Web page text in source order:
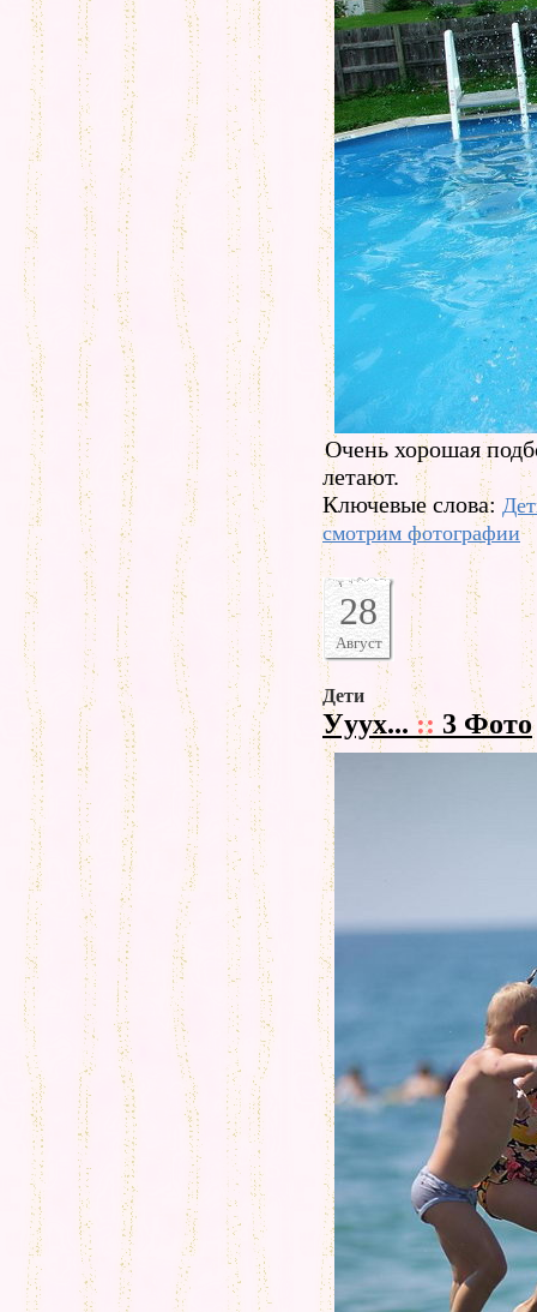
Очень хорошая
летают.
Ключевые слова:
смотрим фотографии
28
Август
Дети
Ууух... :: 3 Фото